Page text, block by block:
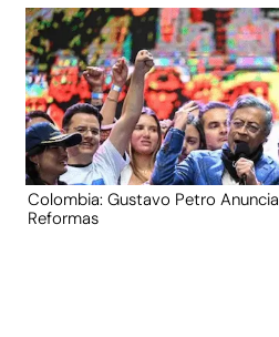
Colombia: Gustavo Petro
Reformas